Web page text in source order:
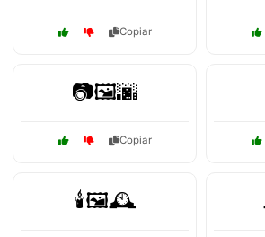
Copiar
📷🖼️🌆
Copiar
🕯️🖼️🕰️